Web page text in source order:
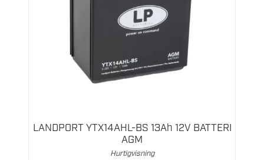
LANDPORT YTX14AHL-BS 13Ah 12V BATTERI
AGM
Hurtigvisning